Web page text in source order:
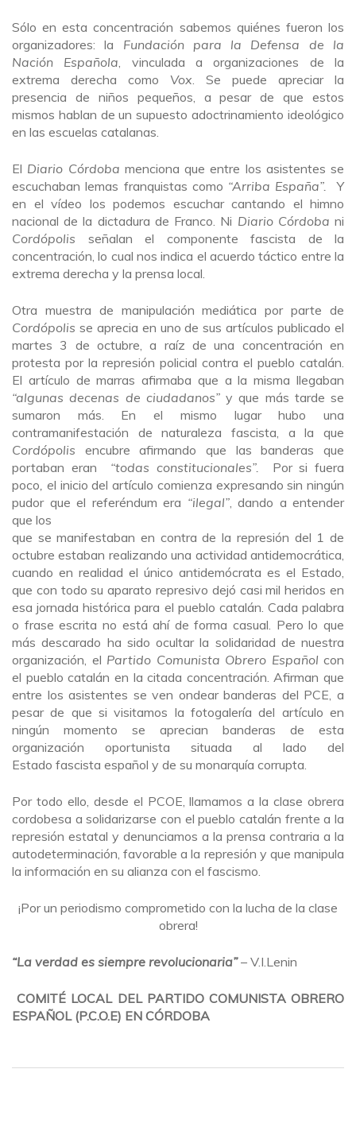
Sólo en esta concentración sabemos quiénes fueron los
organizadores: la Fundación para la Defensa de la
Nación Española, vinculada a organizaciones de la
extrema derecha como Vox. Se puede apreciar la
presencia de niños pequeños, a pesar de que estos
mismos hablan de un supuesto adoctrinamiento ideológico
en las escuelas catalanas.
El Diario Córdoba menciona que entre los asistentes se
escuchaban lemas franquistas como “Arriba España”.
Y
en el vídeo los podemos escuchar cantando el himno
nacional de la dictadura de Franco. Ni Diario Córdoba ni
Cordópolis señalan el componente fascista de la
concentración, lo cual nos indica el acuerdo táctico entre la
extrema derecha y la prensa local.
Otra muestra de manipulación mediática por parte de
Cordópolis se aprecia en uno de sus artículos publicado el
martes 3 de octubre, a raíz de una concentración en
protesta por la represión policial contra el pueblo catalán.
El artículo de marras afirmaba que a la misma llegaban
“algunas decenas de ciudadanos”y que más tarde se
sumaron más. En el mismo lugar hubo una
contramanifestación de naturaleza fascista, a la que
Cordópolis encubre afirmando que las banderas que
portaban eran “todas constitucionales”. Por si fuera
poco, el inicio del artículo comienza expresando sin ningún
pudor que el referéndum era “ilegal”, dando a entender
que los
que se manifestaban en contra de la represión del 1 de
octubre estaban realizando una actividad antidemocrática,
cuando en realidad el único antidemócrata es el Estado,
que con todo su aparato represivo dejó casi mil heridos en
esa jornada histórica para el pueblo catalán. Cada palabra
o frase escrita no está ahí de forma casual. Pero lo que
más descarado ha sido ocultar la solidaridad de nuestra
organización, el Partido Comunista Obrero Español con
el pueblo catalán en la citada concentración. Afirman que
entre los asistentes se ven ondear banderas del PCE, a
pesar de que si visitamos la fotogalería del artículo en
ningún momento se aprecian banderas de esta
organización oportunista situada al lado del
Estado fascista español y de su monarquía corrupta.
Por todo ello, desde el PCOE, llamamos a la clase obrera
cordobesa a solidarizarse con el pueblo catalán frente a la
represión estatal y denunciamos a la prensa contraria a la
autodeterminación, favorable a la represión y que manipula
la información en su alianza con el fascismo.
¡Por un periodismo comprometido con la lucha de la clase
obrera!
“La verdad es siempre revolucionaria”– V.I.Lenin
COMITÉ LOCAL DEL PARTIDO COMUNISTA OBRERO
ESPAÑOL (P.C.O.E) EN CÓRDOBA